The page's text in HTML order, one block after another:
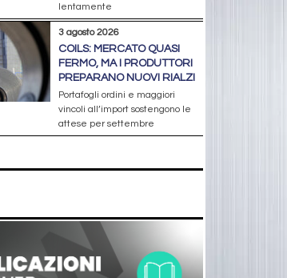
lentamente
3 agosto 2026
COILS: MERCATO QUASI
FERMO, MA I PRODUTTORI
PREPARANO NUOVI RIALZI
Portafogli ordini e maggiori
vincoli all’import sostengono le
attese per settembre